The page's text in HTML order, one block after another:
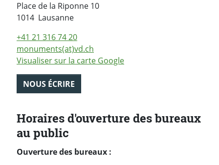
Place de la Riponne 10
1014 LausanneSuisse
+41 21 316 74 20
monuments(at)vd.ch
Visualiser sur la carte Google
NOUS ÉCRIRE
Horaires d'ouverture des bureaux
au public
Ouverture des bureaux :